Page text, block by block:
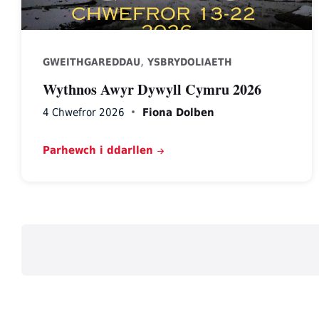
GWEITHGAREDDAU, YSBRYDOLIAETH
Wythnos Awyr Dywyll Cymru 2026
4 Chwefror 2026 Fiona Dolben
Parhewch i ddarllen